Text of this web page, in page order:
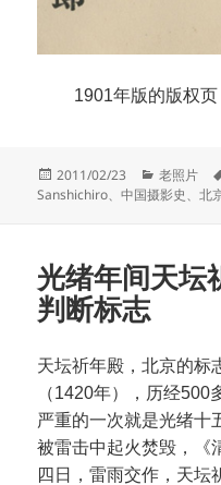
1901年版的版权
发
布
2011/02/23
分
类
老照片
Sanshichiro、中国摄影史、北
光绪年间天坛
判断标志
天坛祈年殿，北京的标
（1420年），历经
严重的一次就是光绪十
被雷击中起火焚毁，《
四日，雷雨交作，天